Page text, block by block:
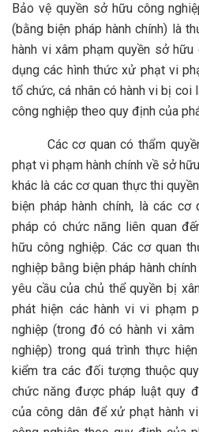
Bảo vệ quyền sở hữu công
(bằng biện pháp hành chính) là
hành vi xâm phạm quyền sở
dụng các hình thức xử phạt vi
tổ chức, cá nhân có hành vi bị coi
công nghiệp theo quy định của
Các cơ quan có thẩm quyền
phạt vi phạm hành chính về sở
khác là các cơ quan thực thi
biện pháp hành chính, là các cơ
pháp có chức năng liên quan
hữu công nghiệp. Các cơ quan
nghiệp bằng biện pháp hành
yêu cầu của chủ thể quyền bị
phát hiện các hành vi vi phạm
nghiệp (trong đó có hành vi
nghiệp) trong quá trình thực
kiểm tra các đối tượng thuộc
chức năng được pháp luật quy
của công dân để xử phạt hành